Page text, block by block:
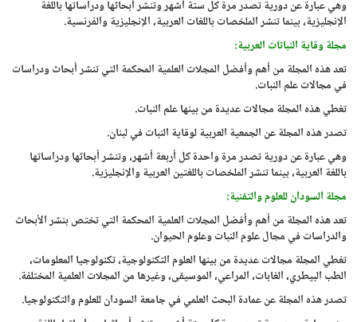
وهي عبارة عن دورية تصدر مرة كل ستة أشهر وتنشر أبحاثها ودراساتها باللغة
الإنجليزية، بينما تنشر الملخصات باللغات العربية، الإنجليزية والفرنسية.
مجلة وقاية النباتات العربية:
تعد هذه المجلة من أهم وأفضل المجلات العلمية المحكمة التي تنشر أبحاث ودراسات
في مجالات علم النبات.
تغطي هذه المجلة مجالات عديدة من بينها علم النبات.
تصدر هذه المجلة عن الجمعية العربية لوقاية النبات في لبنان.
وهي عبارة عن دورية تصدر مرة واحدة كل أربعة أشهر، وتنشر أبحاثها ودراساتها
باللغة العربية، بينما تنشر الملخصات باللغتين العربية والإنجليزية.
مجلة السودان للعلوم والتقنية:
تعد هذه المجلة من أهم وأفضل المجلات العلمية المحكمة التي تختص بنشر الأبحاث
والدراسات في مجال علوم النبات وعلوم الحيوان.
تغطي المجلة مجالات عديدة من بينها العلوم التكنولوجية، تكنولوجيا المعلومات،
الطب البيطري، الغابات، المراعي، الموسيقى، وغيرها من المجلات العلمية المختلفة.
تصدر هذه المجلة عن عمادة البحث العلمي في جامعة السودان للعلوم والتكنولوجيا.